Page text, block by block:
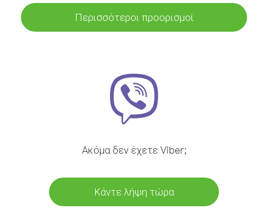
Περισσότεροι προορισμοί
Ακόμα δεν έχετε Viber;
Κάντε λήψη τώρα